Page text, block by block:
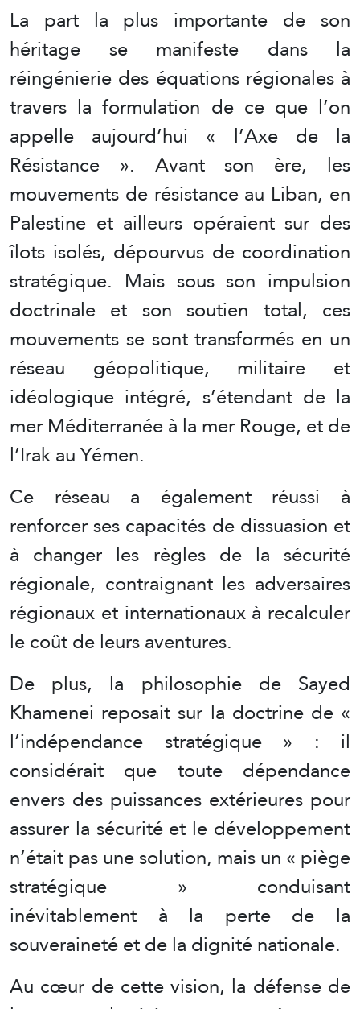
La part la plus importante de son
héritage se manifeste dans la
réingénierie des équations régionales à
travers la formulation de ce que l’on
appelle aujourd’hui « l’Axe de la
Résistance ». Avant son ère, les
mouvements de résistance au Liban, en
Palestine et ailleurs opéraient sur des
îlots isolés, dépourvus de coordination
stratégique. Mais sous son impulsion
doctrinale et son soutien total, ces
mouvements se sont transformés en un
réseau géopolitique, militaire et
idéologique intégré, s’étendant de la
mer Méditerranée à la mer Rouge, et de
l’Irak au Yémen.
Ce réseau a également réussi à
renforcer ses capacités de dissuasion et
à changer les règles de la sécurité
régionale, contraignant les adversaires
régionaux et internationaux à recalculer
le coût de leurs aventures.
De plus, la philosophie de Sayed
Khamenei reposait sur la doctrine de «
l’indépendance stratégique » : il
considérait que toute dépendance
envers des puissances extérieures pour
assurer la sécurité et le développement
n’était pas une solution, mais un « piège
stratégique » conduisant
inévitablement à la perte de la
souveraineté et de la dignité nationale.
Au cœur de cette vision, la défense de